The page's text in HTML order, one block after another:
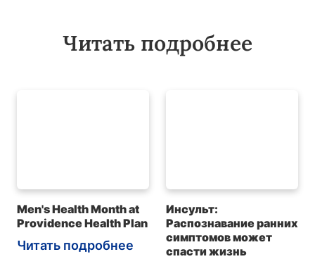
Читать подробнее
Men's Health Month at
Providence Health Plan
Читать подробнее
Инсульт:
Распознавание ранних
симптомов может
спасти жизнь